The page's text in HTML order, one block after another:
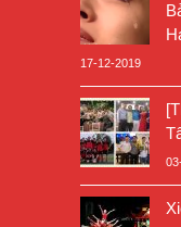
17-12-2019